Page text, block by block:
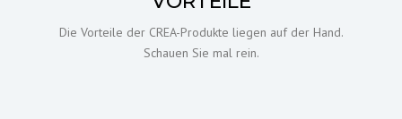
Die Vorteile der CREA-Produkte liegen auf der Hand.
Schauen Sie mal rein.